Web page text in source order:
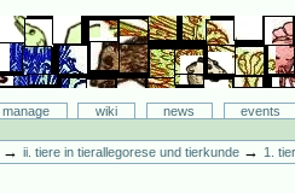
manage wiki news
events
→ii. tiere in tierallegorese und tierkunde →1.